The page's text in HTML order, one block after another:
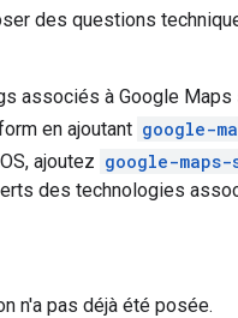
des questions
associés à Google Maps
en ajoutant google-
ajoutez google-
des technologies
n'a pas déjà été posée.